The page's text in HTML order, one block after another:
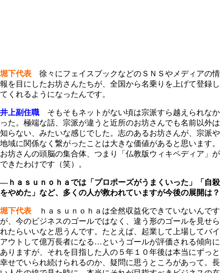
堀下代表 徐々にフェイスブックなどのＳＮＳやメディアの情
報を目にしたお坊さんたちが、全国から名乗りを上げて登録し
てくれるようになったんです。
井上副住職 そもそもネットがない頃は宗派すら越えられなか
った。極端な話、宗派が違うと近所のお坊さんでも名前以外は
知らない、みたいな感じでした。志のあるお坊さんが、宗派や
地域に関係なく繋がったことは大きな価値があると思います。
お坊さんの頭脳の集合体、つまり「仏教版ウィキペディア」が
できたわけです（笑）。
―ｈａｓｕｎｏｈａでは「プロポーズがうまくいった」「自殺
をやめた」など、多くの人が救われていますが今後の展開は？
堀下代表 ｈａｓｕｎｏｈａは全然収益化できていないんです
が、今のビジネスのゴールではなく、違う形のゴールを見せら
れたらいいなと思うんです。たとえば、起業して上場してバイ
アウトして億万長者になる…というゴールが評価される傾向に
ありますが、それを目指した人の５年１０年後は本当にずっと
幸せでいられ続けられるのか、疑問に思うところがあって。長